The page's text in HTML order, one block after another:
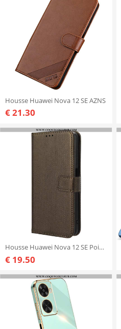
Housse Huawei Nova 12 SE AZNS
€ 21.30
Housse Huawei Nova 12 SE Pointillés à Lanière
€ 19.50